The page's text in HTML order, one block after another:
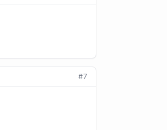
#7